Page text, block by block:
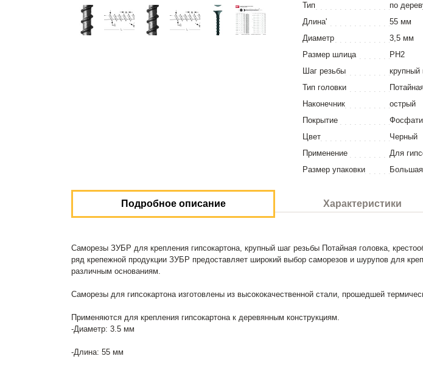
Тип
по
Длина'
55 мм
Диаметр
3,5 мм
Размер шлица
PH2
Шаг резьбы
крупный
Тип головки
Наконечник
острый
Покрытие
Цвет
Черный
Применение
Для
Размер упаковки
Большая
Подробное описание Характеристики
Саморезы ЗУБР для крепления гипсокартона, крупный шаг резьбы Потайная головка,
ряд крепежной продукции ЗУБР предоставляет широкий выбор саморезов и шурупов для
различным основаниям.
Саморезы для гипсокартона изготовлены из высококачественной стали, прошедшей
Применяются для крепления гипсокартона к деревянным конструкциям.
-Диаметр: 3.5 мм
-Длина: 55 мм